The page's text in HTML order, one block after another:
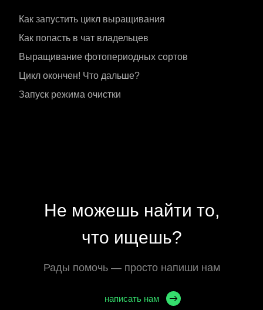
Как запустить цикл выращивания
Как попасть в чат владельцев
Выращивание фотопериодных сортов
Цикл окончен! Что дальше?
Запуск режима очистки
Не можешь найти то,
что ищешь?
Рады помочь — просто напиши нам
написать нам